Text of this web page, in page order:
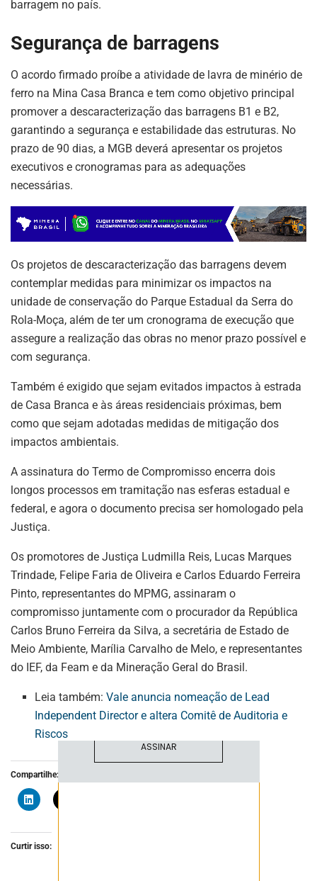
barragem no país.
Segurança de barragens
O acordo firmado proíbe a atividade de lavra de minério de
ferro na Mina Casa Branca e tem como objetivo principal
promover a descaracterização das barragens B1 e B2,
garantindo a segurança e estabilidade das estruturas. No
prazo de 90 dias, a MGB deverá apresentar os projetos
executivos e cronogramas para as adequações
necessárias.
Os projetos de descaracterização das barragens devem
contemplar medidas para minimizar os impactos na
unidade de conservação do Parque Estadual da Serra do
Rola-Moça, além de ter um cronograma de execução que
assegure a realização das obras no menor prazo possível e
com segurança.
Também é exigido que sejam evitados impactos à estrada
de Casa Branca e às áreas residenciais próximas, bem
como que sejam adotadas medidas de mitigação dos
impactos ambientais.
A assinatura do Termo de Compromisso encerra dois
longos processos em tramitação nas esferas estadual e
federal, e agora o documento precisa ser homologado pela
Justiça.
Os promotores de Justiça Ludmilla Reis, Lucas Marques
Trindade, Felipe Faria de Oliveira e Carlos Eduardo Ferreira
Pinto, representantes do MPMG, assinaram o
compromisso juntamente com o procurador da República
Carlos Bruno Ferreira da Silva, a secretária de Estado de
Meio Ambiente, Marília Carvalho de Melo, e representantes
do IEF, da Feam e da Mineração Geral do Brasil.
Leia também:Vale anuncia nomeação de Lead
Independent Director e altera Comitê de Auditoria e
Riscos
Compartilhe:
Curtir isso:
ASSINE NOSSA
NEWSLETTER
Fique atualizado com as últimas
notíciase inovações do setor mineral
brasileiro.
ASSINAR